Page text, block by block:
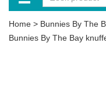
Home > Bunnies By The
Bunnies By The Bay